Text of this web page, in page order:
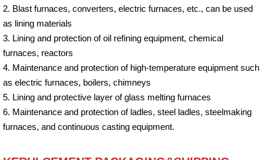
2. Blast furnaces, converters, electric furnaces, etc., can be used
as lining materials
3. Lining and protection of oil refining equipment, chemical
furnaces, reactors
4. Maintenance and protection of high-temperature equipment such
as electric furnaces, boilers, chimneys
5. Lining and protective layer of glass melting furnaces
6. Maintenance and protection of ladles, steel ladles, steelmaking
furnaces, and continuous casting equipment.